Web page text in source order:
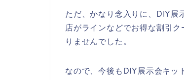
ただ、かなり念入りに、DIY展
店がラインなどでお得な割引
りませんでした。
なので、今後もDIY展示会キッ